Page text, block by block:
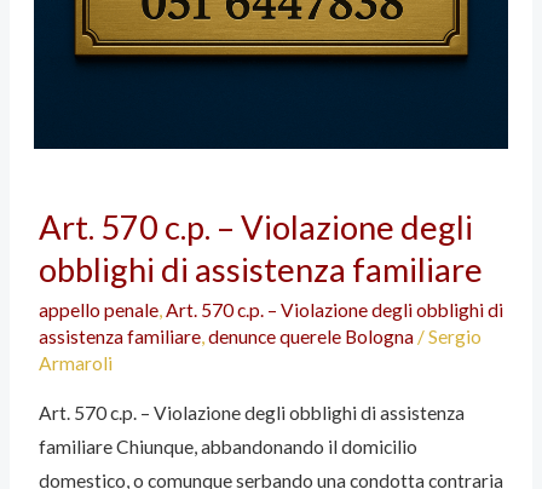
Art. 570 c.p. – Violazione degli
obblighi di assistenza familiare
appello penale,Art. 570 c.p. – Violazione degli obblighi di
assistenza familiare,denunce querele Bologna/Sergio
Armaroli
Art. 570 c.p. – Violazione degli obblighi di assistenza
familiare Chiunque, abbandonando il domicilio
domestico, o comunque serbando una condotta contraria
570
c.p.
Violazione
degli